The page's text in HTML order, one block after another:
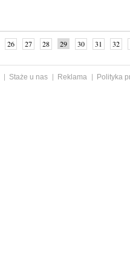
26 27 28 29 30 31 32
Staże u nas Reklama
Polityka